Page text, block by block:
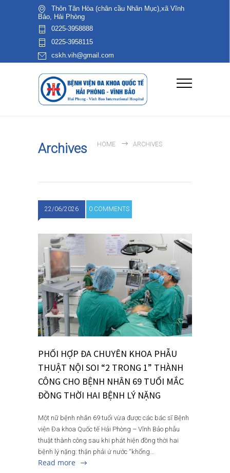
Thôn Tân Hòa (chân cầu Nhân Mục),xã Vĩnh
Bảo, Hải Phòng
0225-3958888
0225-3958115
cskh.vih@gmail.com
Archives HOME ARCHIVES
22/06/2026 0 COMMENTS
PHỐI HỢP ĐA CHUYÊN KHOA PHẪU
THUẬT NỘI SOI “2 TRONG 1” THÀNH
CÔNG CHO BỆNH NHÂN 69 TUỔI MẮC
ĐỒNG THỜI HAI BỆNH LÝ NẶNG
Một nữ bệnh nhân 69 tuổi vừa được các bác sĩ Bệnh
viện Đa khoa Quốc tế Hải Phòng – Vĩnh Bảo phẫu
thuật thành công sau khi phát hiện đồng thời hai
bệnh lý nặng: thận phải ứ nước “khổng…
Read more